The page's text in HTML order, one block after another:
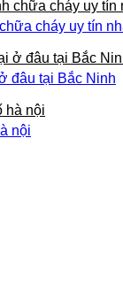
cháy uy tín
đâu tại Bắc Ninh
nội